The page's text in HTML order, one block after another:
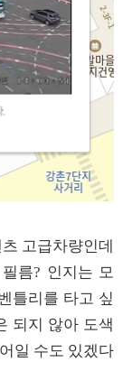
고급차량인데
름? 인지는 모
틀리를 타고 싶
되지 않아 도색
일 수도 있겠다